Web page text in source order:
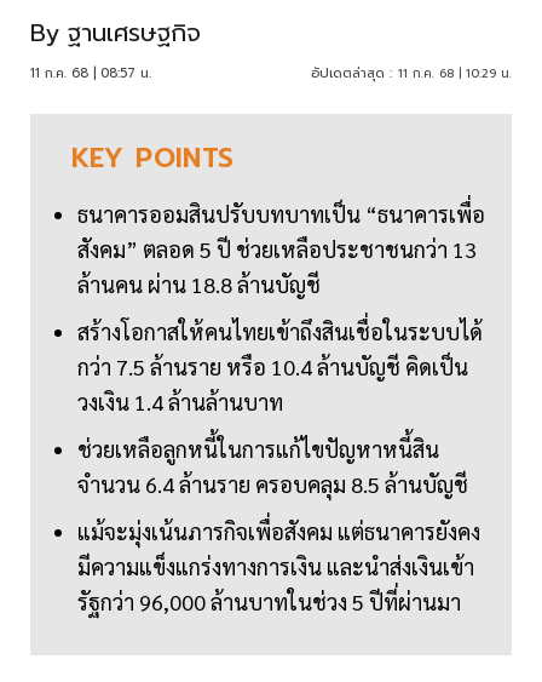
By ฐานเศรษฐกิจ
11 ก.ค. 68 | 08:57 น. อัปเดตล่าสุด : 11 ก.ค. 68 | 10:29 น.
KEY POINTS
ธนาคารออมสินปรับบทบาทเป็น “ธนาคารเพื่อ
สังคม” ตลอด 5 ปี ช่วยเหลือประชาชนกว่า 13
ล้านคน ผ่าน 18.8 ล้านบัญชี
สร้างโอกาสให้คนไทยเข้าถึงสินเชื่อในระบบได้
กว่า 7.5 ล้านราย หรือ 10.4 ล้านบัญชี คิดเป็น
วงเงิน 1.4 ล้านล้านบาท
ช่วยเหลือลูกหนี้ในการแก้ไขปัญหาหนี้สิน
จำนวน 6.4 ล้านราย ครอบคลุม 8.5 ล้านบัญชี
แม้จะมุ่งเน้นภารกิจเพื่อสังคม แต่ธนาคารยังคง
มีความแข็งแกร่งทางการเงิน และนำส่งเงินเข้า
รัฐกว่า 96,000 ล้านบาทในช่วง 5 ปีที่ผ่านมา